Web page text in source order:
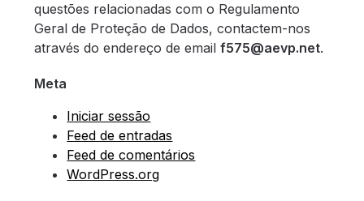
questões relacionadas com o Regulamento
Geral de Proteção de Dados, contactem-nos
através do endereço de emailf575@aevp.net.
Meta
Iniciar sessão
Feed de entradas
Feed de comentários
WordPress.org